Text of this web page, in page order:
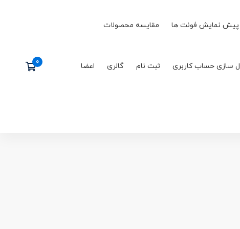
پیش نمایش فونت ها مقایسه محصولات
سازی حساب کاربری ثبت نام گالری اعضا